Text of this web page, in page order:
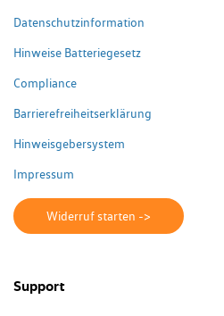
Datenschutzinformation
Hinweise Batteriegesetz
Compliance
Barrierefreiheitserklärung
Hinweisgebersystem
Impressum
Widerruf starten ->
Support